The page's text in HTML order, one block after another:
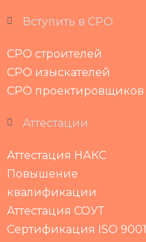
Вступить в СРО
СРО строителей
СРО изыскателей
СРО проектировщиков
Аттестации
Аттестация НАКС
Повышение
квалификации
Аттестация СОУТ
Сертификация ISO 9001